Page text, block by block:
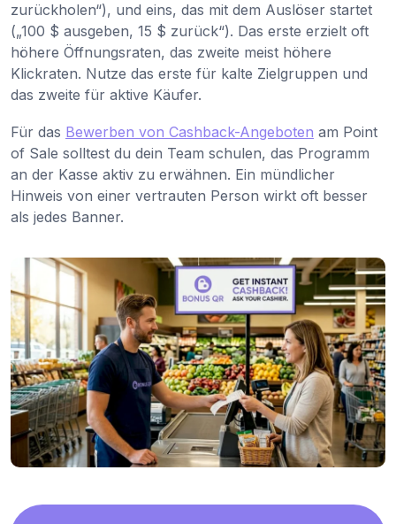
zurückholen“), und eins, das mit dem Auslöser startet
(„100 $ ausgeben, 15 $ zurück“). Das erste erzielt oft
höhere Öffnungsraten, das zweite meist höhere
Klickraten. Nutze das erste für kalte Zielgruppen und
das zweite für aktive Käufer.
Für das Bewerben von Cashback-Angeboten am Point
of Sale solltest du dein Team schulen, das Programm
an der Kasse aktiv zu erwähnen. Ein mündlicher
Hinweis von einer vertrauten Person wirkt oft besser
als jedes Banner.